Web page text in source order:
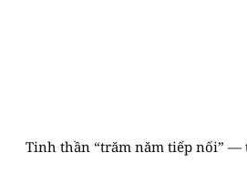
Tinh thần “trăm năm tiếp nối” —